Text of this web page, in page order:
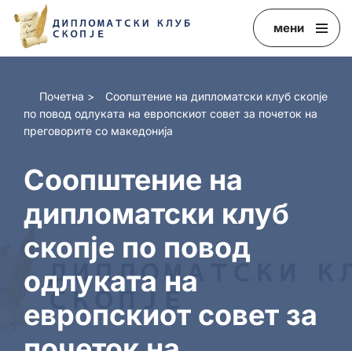
Skip
to
мени
Почетна >
Соопштение на дипломатски клуб скопје
по повод одлуката на европскиот совет за почеток на
преговорите со македонија
Соопштение на
дипломатски клуб
скопје по повод
одлуката на
европскиот совет за